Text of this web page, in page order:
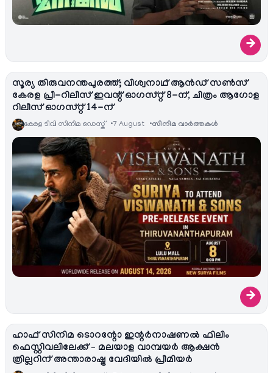
→
സൂര്യ തിരുവനന്തപുരത്ത്; വിശ്വനാഥ് ആൻഡ് സൺസ്
കേരള പ്രീ-റിലീസ് ഇവന്റ് ഓഗസ്റ്റ് 8-ന്, ചിത്രം ആഗോള
റിലീസ് ഓഗസ്റ്റ് 14-ന്
കേരള ടിവി സിനിമ ഡെസ്ക് 7 August സിനിമ വാര്‍ത്തകള്‍
→
ഹാഫ് സിനിമ ടൊറന്റോ ഇന്റർനാഷണൽ ഫിലിം
ഫെസ്റ്റിവലിലേക്ക് – മലയാള വാമ്പയർ ആക്ഷൻ
ത്രില്ലറിന് അന്താരാഷ്ട്ര വേദിയിൽ പ്രീമിയർ